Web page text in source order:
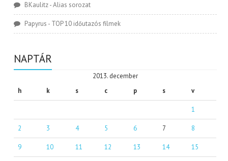
BKaulitz-Alias sorozat
Papyrus - TOP 10 időutazós filmek
NAPTÁR
2013. december
h
k s c p s v
1
2 3 4 5 6 7 8
9 10 11 12 13 14 15